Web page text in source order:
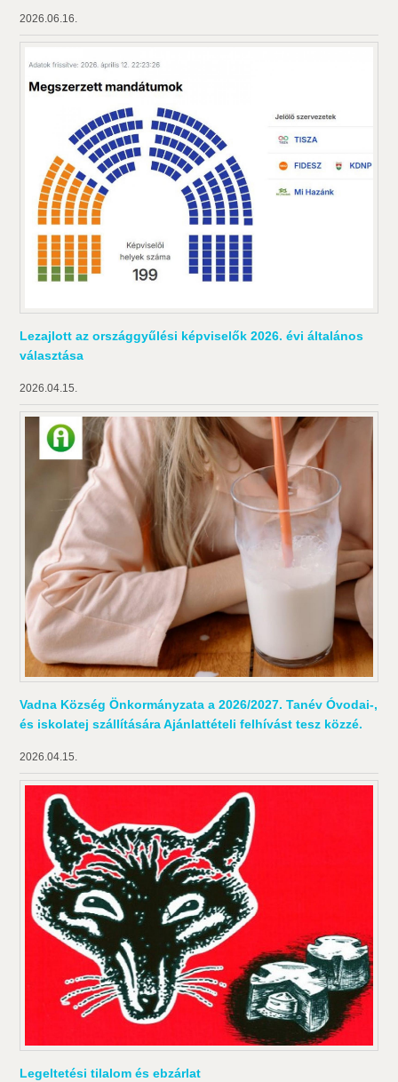
2026.06.16.
Lezajlott az országgyűlési képviselők 2026. évi általános
választása
2026.04.15.
Vadna Község Önkormányzata a 2026/2027. Tanév Óvodai-,
és iskolatej szállítására Ajánlattételi felhívást tesz közzé.
2026.04.15.
Legeltetési tilalom és ebzárlat